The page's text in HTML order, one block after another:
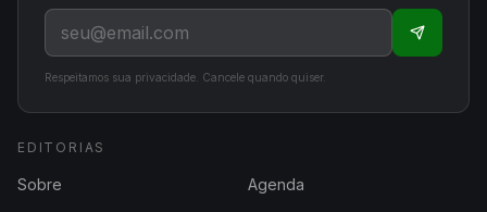
Respeitamos sua privacidade. Cancele quando quiser.
EDITORIAS
Sobre Agenda